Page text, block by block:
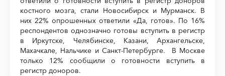
костного мозга, стали Новосибирск и Мурманск. В
них 22% опрошенных ответили «Да, готов». По 16%
респондентов однозначно готовы вступить в регистр
в Иркутске, Челябинске, Казани, Архангельске,
Махачкале, Нальчике и Санкт-Петербурге. В Москве
только 12% сообщили о готовности вступить в
регистр доноров.